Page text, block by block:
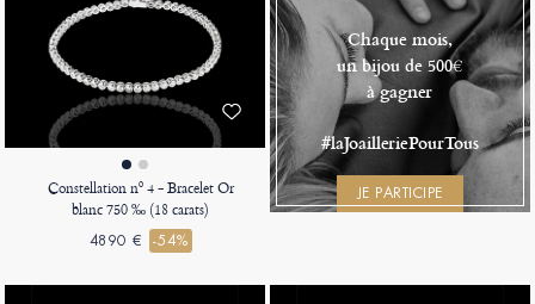
Constellation nº 4 - Bracelet Or
blanc 750 ‰ (18 carats)
4890 € -54%
Chaque mois,
un bijou de 500€
à gagner
#laJoailleriePourTous
JE PARTICIPE